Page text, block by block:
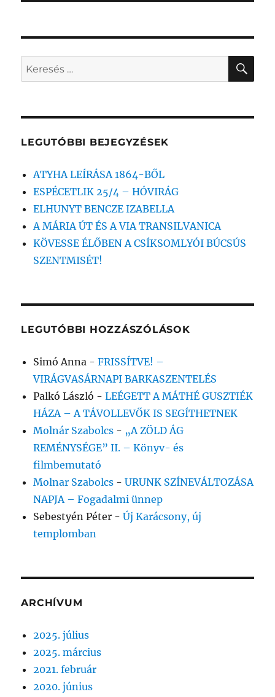
Keresés
a
kifejezésre:
LEGUTÓBBI BEJEGYZÉSEK
ATYHA LEÍRÁSA 1864-BŐL
ESPÉCETLIK 25/4 – HÓVIRÁG
ELHUNYT BENCZE IZABELLA
A MÁRIA ÚT ÉS A VIA TRANSILVANICA
KÖVESSE ÉLŐBEN A CSÍKSOMLYÓI BÚCSÚS
SZENTMISÉT!
LEGUTÓBBI HOZZÁSZÓLÁSOK
Simó Anna -FRISSÍTVE! –
VIRÁGVASÁRNAPI BARKASZENTELÉS
Palkó László -LEÉGETT A MÁTHÉ GUSZTIÉK
HÁZA – A TÁVOLLEVŐK IS SEGÍTHETNEK
Molnár Szabolcs - „A ZÖLD ÁG
REMÉNYSÉGE” II. – Könyv- és
filmbemutató
Molnar Szabolcs -URUNK SZÍNEVÁLTOZÁSA
NAPJA – Fogadalmi ünnep
Sebestyén Péter -Új Karácsony, új
templomban
ARCHÍVUM
2025. július
2025. március
2021. február
2020. június